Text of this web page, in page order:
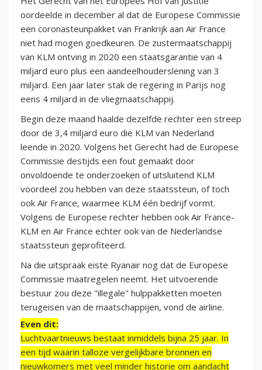
oordeelde in december al dat de Europese Commissie
een coronasteunpakket van Frankrijk aan Air France
niet had mogen goedkeuren. De zustermaatschappij
van KLM ontving in 2020 een staatsgarantie van 4
miljard euro plus een aandeelhouderslening van 3
miljard. Een jaar later stak de regering in Parijs nog
eens 4 miljard in de vliegmaatschappij.
Begin deze maand haalde dezelfde rechter een streep
door de 3,4 miljard euro die KLM van Nederland
leende in 2020. Volgens het Gerecht had de Europese
Commissie destijds een fout gemaakt door
onvoldoende te onderzoeken of uitsluitend KLM
voordeel zou hebben van deze staatssteun, of toch
ook Air France, waarmee KLM één bedrijf vormt.
Volgens de Europese rechter hebben ook Air France-
KLM en Air France echter ook van de Nederlandse
staatssteun geprofiteerd.
Na die uitspraak eiste Ryanair nog dat de Europese
Commissie maatregelen neemt. Het uitvoerende
bestuur zou deze "illegale" hulppakketten moeten
terugeisen van de maatschappijen, vond de airline.
Even dit:
Luchtvaartnieuws bestaat inmiddels bijna 25 jaar. In
een tijd waarin talloze vergelijkbare bronnen en
nieuwkomers met veel minder historie om aandacht